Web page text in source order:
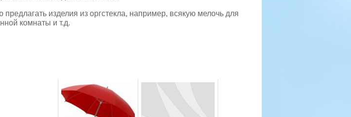
изделия из оргстекла, например, всякую мелочь для
комнаты и т.д.